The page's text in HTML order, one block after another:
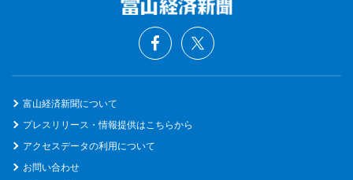
富山経済新聞について
プレスリリース・情報提供はこちらから
アクセスデータの利用について
お問い合わせ